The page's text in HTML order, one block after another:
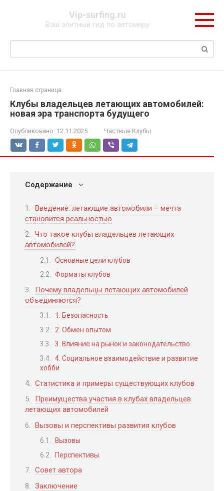
Vip-surfing.ru
Ваш элитный гид по автомиру
Поиск:
Главная страница
Клубы владельцев летающих автомобилей:
новая эра транспорта будущего
Опубликовано: 12.11.2025 Частные Клубы
Содержание
Введение: летающие автомобили – мечта
становится реальностью
Что такое клубы владельцев летающих
автомобилей?
Основные цели клубов
Форматы клубов
Почему владельцы летающих автомобилей
объединяются?
1. Безопасность
2. Обмен опытом
3. Влияние на рынок и законодательство
4. Социальное взаимодействие и развитие
хобби
Статистика и примеры существующих клубов
Преимущества участия в клубах владельцев
летающих автомобилей
Вызовы и перспективы развития клубов
Вызовы
Перспективы
Совет автора
Заключение